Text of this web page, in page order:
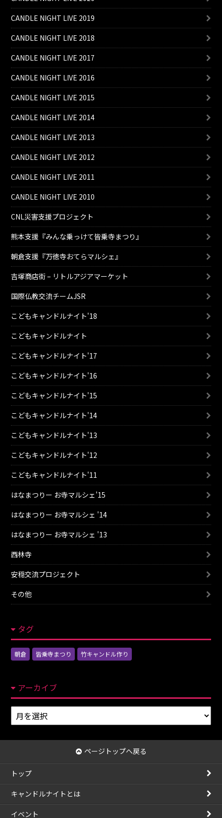
CANDLE NIGHT LIVE 2019
CANDLE NIGHT LIVE 2018
CANDLE NIGHT LIVE 2017
CANDLE NIGHT LIVE 2016
CANDLE NIGHT LIVE 2015
CANDLE NIGHT LIVE 2014
CANDLE NIGHT LIVE 2013
CANDLE NIGHT LIVE 2012
CANDLE NIGHT LIVE 2011
CANDLE NIGHT LIVE 2010
CNL災害支援プロジェクト
熊本支援『みんな乗っけて皆乗寺まつり』
朝倉支援『万徳寺おてらマルシェ』
吉塚商店街 – リトルアジアマーケット
国際仏教交流チームJSR
こどもキャンドルナイト'18
こどもキャンドルナイト
こどもキャンドルナイト'17
こどもキャンドルナイト'16
こどもキャンドルナイト'15
こどもキャンドルナイト'14
こどもキャンドルナイト'13
こどもキャンドルナイト'12
こどもキャンドルナイト'11
はなまつりー お寺マルシェ'15
はなまつりー お寺マルシェ '14
はなまつりー お寺マルシェ '13
西林寺
安穏交流プロジェクト
その他
タグ
朝倉 皆乗寺まつり 竹キャンドル作り
アーカイブ
ア
ー
ブ
ページトップへ戻る
トップ
キャンドルナイトとは
イベント